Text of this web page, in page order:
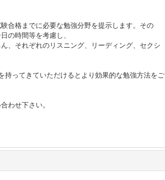
合格までに必要な勉強分野を提示します。その
の時間等を考慮し、
、それぞれのリスニング、リーディング、セクシ
持ってきていただけるとより効果的な勉強方法をご
わせ下さい。